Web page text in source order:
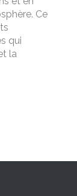
Ce
qui
la